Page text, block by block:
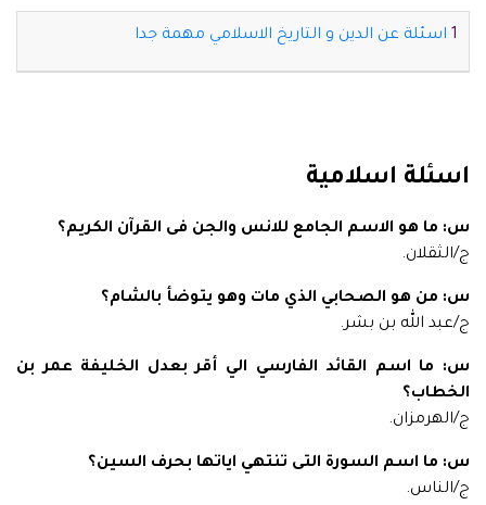
اسئلة عن الدين و التاريخ الاسلامي مهمة جدا
اسئلة اسلامية
س: ما هو الاسم الجامع للانس والجن فى القرآن الكريم؟
ج/الثقلان.
س: من هو الصحابي الذي مات وهو يتوضأ بالشام؟
ج/عبد الله بن بشر.
س: ما اسم القائد الفارسي الي أقر بعدل الخليفة عمر بن
الخطاب؟
ج/الهرمزان.
س: ما اسم السورة التى تنتهي اياتها بحرف السين؟
ج/الناس.